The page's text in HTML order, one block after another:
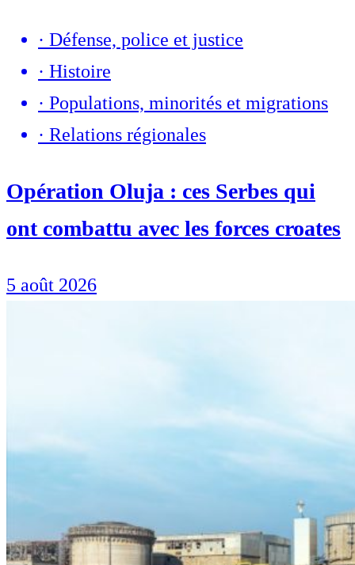
· Défense, police et justice
· Histoire
· Populations, minorités et migrations
· Relations régionales
Opération Oluja : ces Serbes qui
ont combattu avec les forces croates
5 août 2026